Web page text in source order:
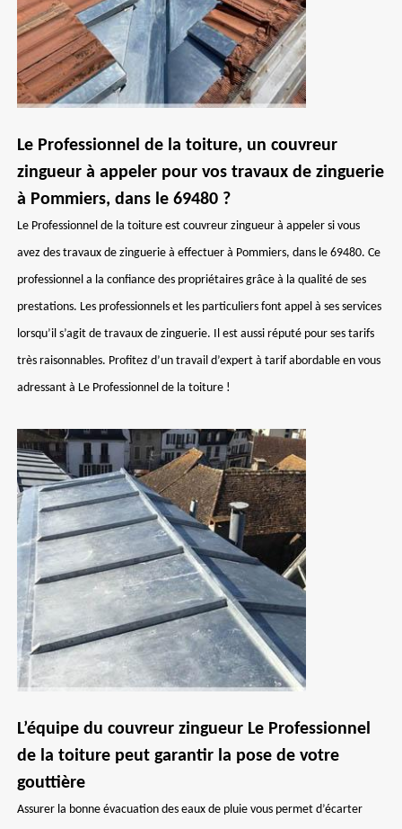
Le Professionnel de la toiture, un couvreur
zingueur à appeler pour vos travaux de zinguerie
à Pommiers, dans le 69480 ?
Le Professionnel de la toiture est couvreur zingueur à appeler si vous
avez des travaux de zinguerie à effectuer à Pommiers, dans le 69480. Ce
professionnel a la confiance des propriétaires grâce à la qualité de ses
prestations. Les professionnels et les particuliers font appel à ses services
lorsqu’il s’agit de travaux de zinguerie. Il est aussi réputé pour ses tarifs
très raisonnables. Profitez d’un travail d’expert à tarif abordable en vous
adressant à Le Professionnel de la toiture !
L’équipe du couvreur zingueur Le Professionnel
de la toiture peut garantir la pose de votre
gouttière
Assurer la bonne évacuation des eaux de pluie vous permet d’écarter